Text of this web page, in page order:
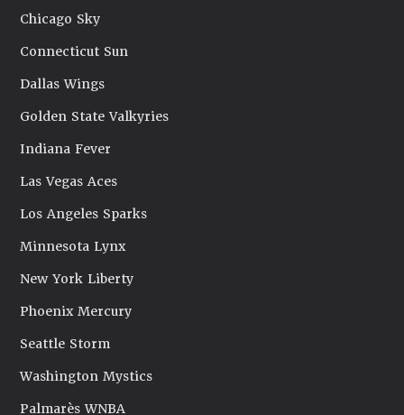
Chicago Sky
Connecticut Sun
Dallas Wings
Golden State Valkyries
Indiana Fever
Las Vegas Aces
Los Angeles Sparks
Minnesota Lynx
New York Liberty
Phoenix Mercury
Seattle Storm
Washington Mystics
Palmarès WNBA